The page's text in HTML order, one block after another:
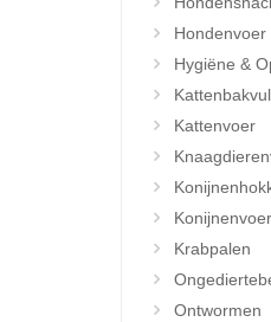
Hondenvoer
Hygiëne &
Kattenvoer
Konijnenvoer
Krabpalen
Ontwormen